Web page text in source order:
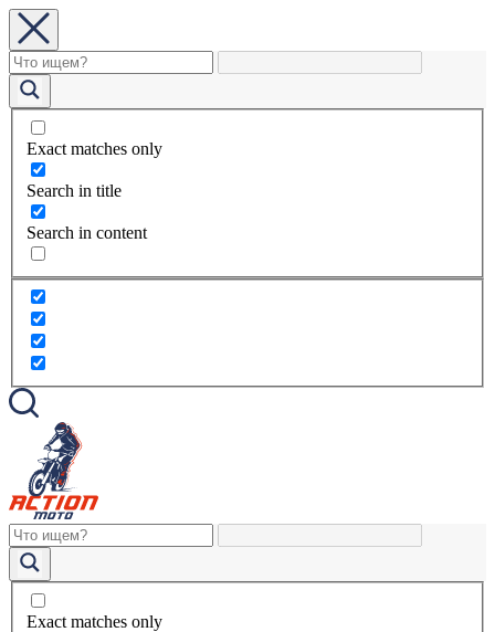
Exact matches only
Search in title
Search in content
Exact matches only